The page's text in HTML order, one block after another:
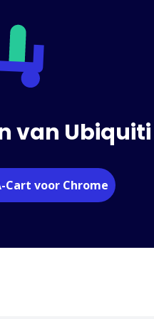
van Ubiquiti
Cart voor Chrome